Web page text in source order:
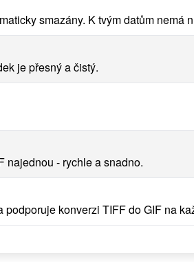
smazány. K tvým datům nemá
je přesný a čistý.
najednou - rychle a snadno.
konverzi TIFF do GIF na